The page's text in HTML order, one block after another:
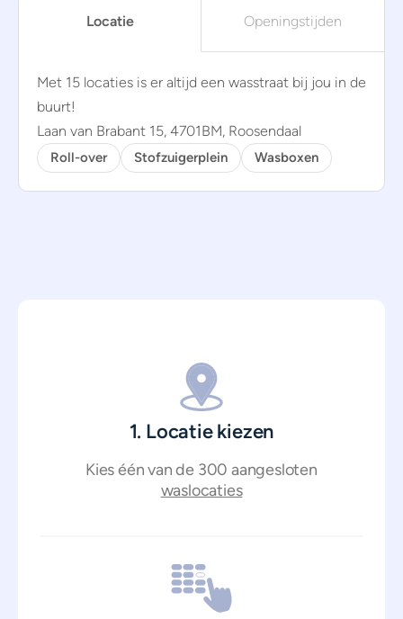
Locatie Openingstijden
Met 15 locaties is er altijd een wasstraat bij jou in de
buurt!
Laan van Brabant 15, 4701BM, Roosendaal
Roll-over Stofzuigerplein Wasboxen
1. Locatie kiezen
Kies één van de 300 aangesloten
waslocaties